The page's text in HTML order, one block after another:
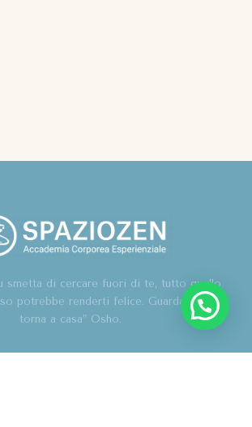
smetta di cercare fuori di te, tutto quello
potrebbe renderti felice. Guarda in te,
torna a casa” Osho.